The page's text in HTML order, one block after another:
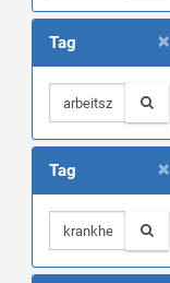
×
Tag
×
Tag